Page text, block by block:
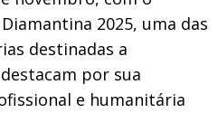
2025, uma das
destinadas a
por sua
e humanitária